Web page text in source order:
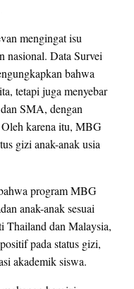
mengingat isu
nasional. Data Survei
bahwa
tetapi juga menyebar
SMA, dengan
karena itu, MBG
gizi anak-anak usia
program MBG
anak-anak sesuai
Thailand dan Malaysia,
pada status gizi,
akademik siswa.